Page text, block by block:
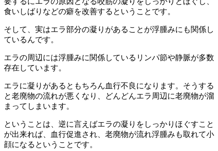
食いしばりなどの癖を改善するということです。
そして、実はエラ部分の凝りがあることが浮腫みにも関係し
ているんです。
エラの周辺には浮腫みに関係しているリンパ節や静脈が多数
存在しています。
エラに凝りがあるともちろん血行不良になります。そうする
と老廃物の流れが悪くなり、どんどんエラ周辺に老廃物が溜
まってしまいます。
ということは、逆に言えばエラの凝りをしっかりほぐすこと
が出来れば、血行促進され、老廃物が流れ浮腫みも取れて小
顔になるということです。